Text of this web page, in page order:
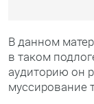
В данном
в таком
аудиторию он
муссирование